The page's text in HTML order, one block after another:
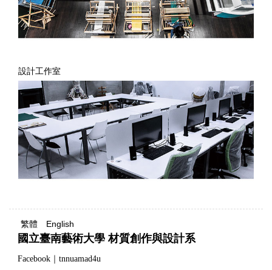
設計工作室
繁體 English
國立臺南藝術大學 材質創作與設計系
Facebook｜tnnuamad4u